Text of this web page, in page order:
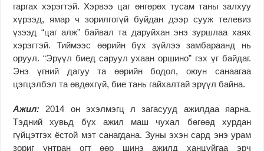
гаргах хэрэгтэй. Хэрвээ цаг өнгөрөх тусам таны залхуу
хүрээд, ямар ч зорилгогүй буйдан дээр сууж телевиз
үзээд “цаг алж” байвал та даруйхан энэ зуршлаа хаях
хэрэгтэй. Тиймээс өөрийн бүх зүйлээ замбараанд нь
оруул. “Эрүүл биед саруул ухаан оршино” гэх үг байдаг.
Энэ үгний дагуу та өөрийн бодол, оюун санаагаа
цэгцэлбэл та өвдөхгүй, бие тань гайхалтай эрүүл байна.
Ажил: 2014 он эхэлмэгц л загасууд ажилдаа яарна.
Тэдний хувьд бүх ажил маш чухал бөгөөд хурдан
гүйцэтгэх ёстой мэт санагдана. Зуны эхэн сард энэ урам
зориг унтран огт өөр шинэ ажилд ханцуйгаа эрч